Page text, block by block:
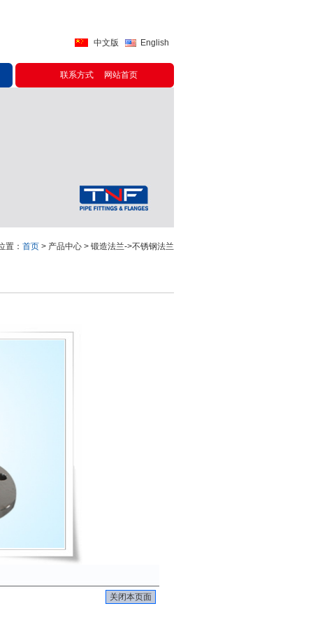
中文版 English
联系方式 网站首页
置： 首页> 产品中心 > 锻造法兰->不锈钢法兰
关闭本页面